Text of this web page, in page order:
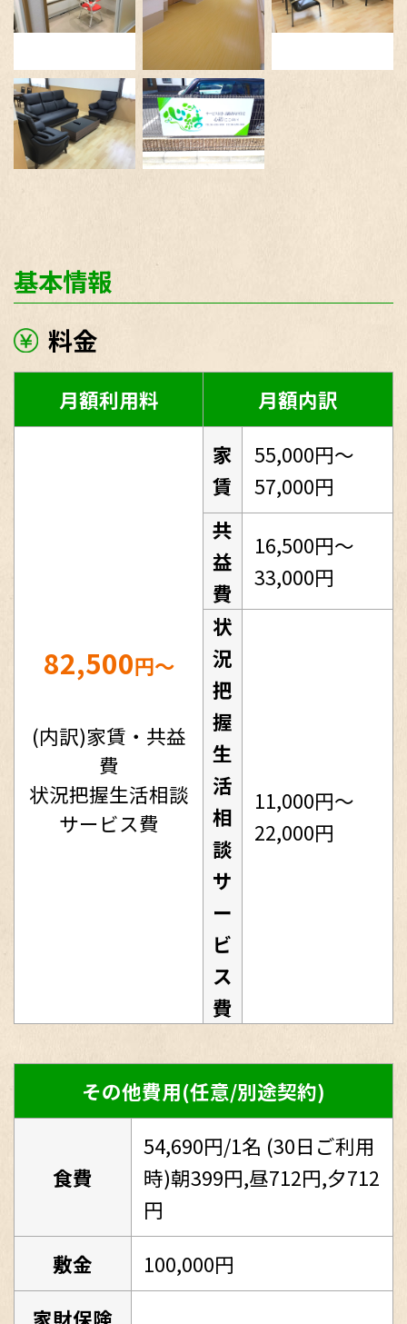
基本情報
料金
月額利用料 月額内訳
82,500円～
(内訳)家賃・共益
費
状況把握生活相談
サービス費
家
賃
55,000円～
57,000円
共
益
費
16,500円～
33,000円
状
況
把
握
生
活
相
談
サ
ー
ビ
ス
費
11,000円～
22,000円
その他費用(任意/別途契約)
食費
54,690円/1名 (30日ご利用
時)朝399円,昼712円,夕712
円
敷金
100,000円
家財保険